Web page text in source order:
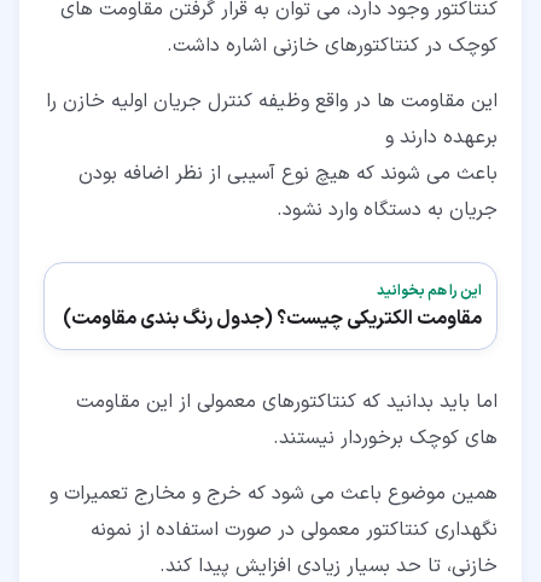
کنتاکتور وجود دارد، می توان به قرار گرفتن مقاومت های
کوچک در کنتاکتورهای خازنی اشاره داشت.
این مقاومت ها در واقع وظیفه کنترل جریان اولیه خازن را
برعهده دارند و
باعث می شوند که هیچ نوع آسیبی از نظر اضافه بودن
جریان به دستگاه وارد نشود.
این را هم بخوانید
مقاومت الکتریکی چیست؟ (جدول رنگ بندی مقاومت)
اما باید بدانید که کنتاکتورهای معمولی از این مقاومت
های کوچک برخوردار نیستند.
همین موضوع باعث می شود که خرج و مخارج تعمیرات و
نگهداری کنتاکتور معمولی در صورت استفاده از نمونه
خازنی، تا حد بسیار زیادی افزایش پیدا کند.